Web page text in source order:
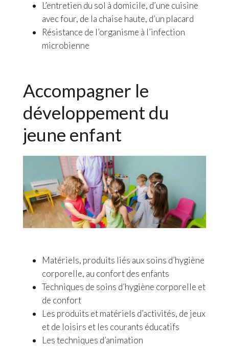
L’entretien du sol à domicile, d’une cuisine
avec four, de la chaise haute, d’un placard
Résistance de l’organisme à l’infection
microbienne
Accompagner le
développement du
jeune enfant
Matériels, produits liés aux soins d’hygiène
corporelle, au confort des enfants
Techniques de soins d’hygiène corporelle et
de confort
Les produits et matériels d’activités, de jeux
et de loisirs et les courants éducatifs
Les techniques d’animation